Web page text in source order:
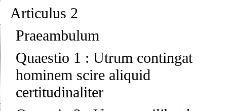
Articulus 2
Praeambulum
Quaestio 1 : Utrum contingat
hominem scire aliquid
certitudinaliter